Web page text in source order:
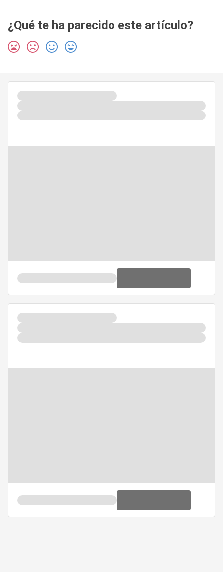
¿Qué te ha parecido este artículo?